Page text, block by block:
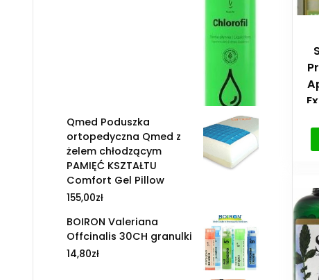
Qmed Poduszka
ortopedyczna Qmed z
żelem chłodzącym
PAMIĘĆ KSZTAŁTU
Comfort Gel Pillow
155,00zł
BOIRON Valeriana
Offcinalis 30CH granulki
14,80zł